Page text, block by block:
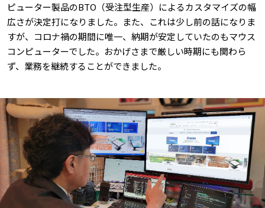
ピューター製品のBTO（受注型生産）によるカスタマイズの幅
広さが決定打になりました。また、これは少し前の話になりま
すが、コロナ禍の期間に唯一、納期が安定していたのもマウス
コンピューターでした。おかげさまで厳しい時期にも関わら
ず、業務を継続することができました。